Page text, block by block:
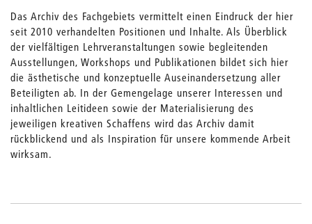
Webseite
Das Archiv des Fachgebiets vermittelt einen Eindruck der hier
seit 2010 verhandelten Positionen und Inhalte. Als Überblick
der vielfältigen Lehrveranstaltungen sowie begleitenden
Ausstellungen, Workshops und Publikationen bildet sich hier
die ästhetische und konzeptuelle Auseinandersetzung aller
Beteiligten ab. In der Gemengelage unserer Interessen und
inhaltlichen Leitideen sowie der Materialisierung des
jeweiligen kreativen Schaffens wird das Archiv damit
rückblickend und als Inspiration für unsere kommende Arbeit
wirksam.